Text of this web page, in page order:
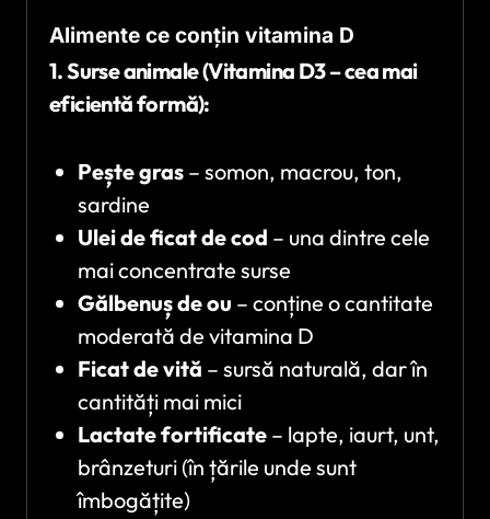
Alimente ce conțin vitamina D
1. Surse animale (Vitamina D3 – cea mai
eficientă formă):
Pește gras – somon, macrou, ton,
sardine
Ulei de ficat de cod – una dintre cele
mai concentrate surse
Gălbenuș de ou – conține o cantitate
moderată de vitamina D
Ficat de vită – sursă naturală, dar în
cantități mai mici
Lactate fortificate– lapte, iaurt, unt,
brânzeturi (în țările unde sunt
îmbogățite)